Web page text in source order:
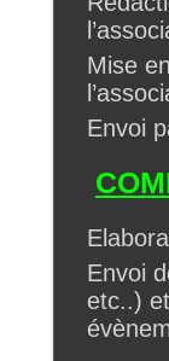
Mise
Envoi
Envoi
etc..)